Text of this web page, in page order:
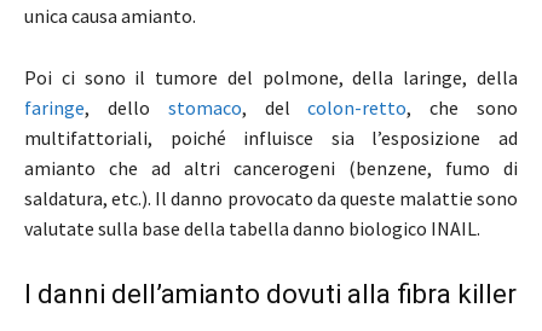
unica causa amianto.
Poi ci sono il tumore del polmone, della laringe, della
faringe, dello stomaco, delcolon-retto, che sono
multifattoriali, poiché influisce sia l’esposizione ad
amianto che ad altri cancerogeni (benzene, fumo di
saldatura, etc.). Il danno provocato da queste malattie sono
valutate sulla base della tabella danno biologico INAIL.
I danni dell’amianto dovuti alla fibra killer